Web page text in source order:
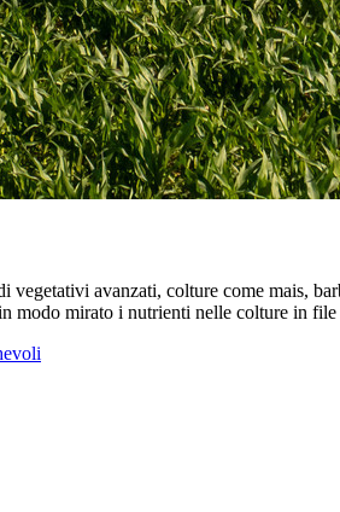
vegetativi avanzati, colture come mais,
modo mirato i nutrienti nelle colture in